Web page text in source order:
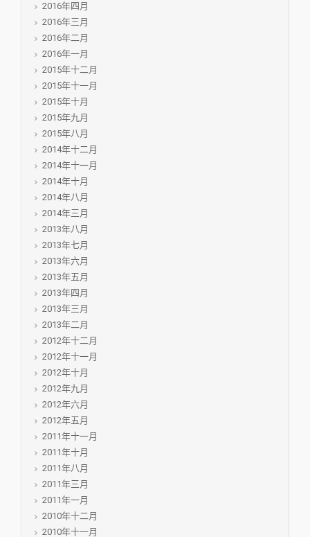
2016年四月
2016年三月
2016年二月
2016年一月
2015年十二月
2015年十一月
2015年十月
2015年九月
2015年八月
2014年十二月
2014年十一月
2014年十月
2014年八月
2014年三月
2013年八月
2013年七月
2013年六月
2013年五月
2013年四月
2013年三月
2013年二月
2012年十二月
2012年十一月
2012年十月
2012年九月
2012年六月
2012年五月
2011年十一月
2011年十月
2011年八月
2011年三月
2011年一月
2010年十二月
2010年十一月